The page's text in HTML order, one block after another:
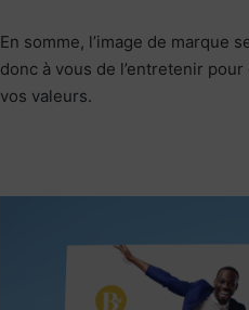
En somme, l’image de marque
donc à vous de l’entretenir
vos valeurs.